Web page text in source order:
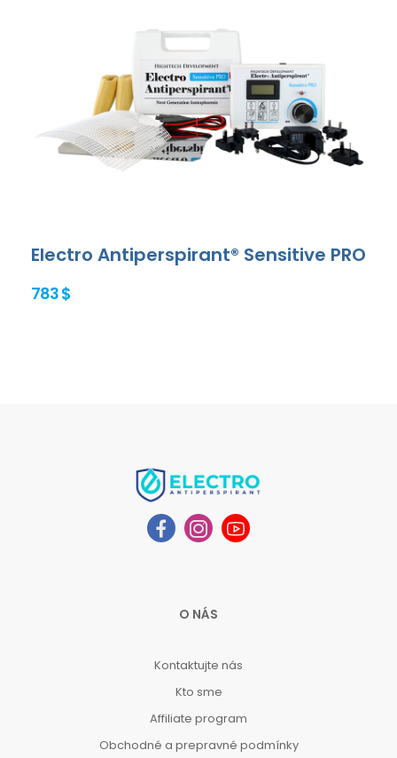
Electro Antiperspirant® Sensitive PRO
783 $
O NÁS
Kontaktujte nás
Kto sme
Affiliate program
Obchodné a prepravné podmínky